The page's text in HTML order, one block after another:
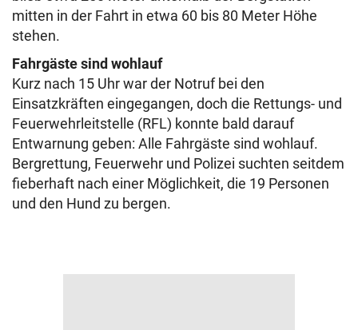
mitten in der Fahrt in etwa 60 bis 80 Meter Höhe
stehen.
Fahrgäste sind wohlauf
Kurz nach 15 Uhr war der Notruf bei den
Einsatzkräften eingegangen, doch die Rettungs- und
Feuerwehrleitstelle (RFL) konnte bald darauf
Entwarnung geben: Alle Fahrgäste sind wohlauf.
Bergrettung, Feuerwehr und Polizei suchten seitdem
fieberhaft nach einer Möglichkeit, die 19 Personen
und den Hund zu bergen.